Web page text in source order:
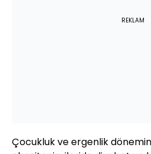
REKLAM
Çocukluk ve ergenlik